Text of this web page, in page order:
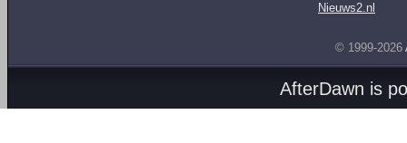
Nieuws2.nl
© 1999-2026
AfterDawn is